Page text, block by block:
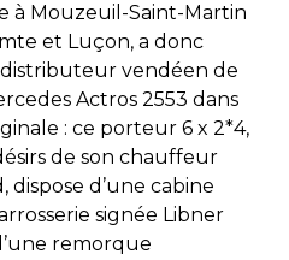
à Mouzeuil-Saint-Martin
et Luçon, a donc
distributeur vendéen de
Actros 2553 dans
: ce porteur 6 x 2*4,
de son chauffeur
d’une cabine
signée Libner
remorque